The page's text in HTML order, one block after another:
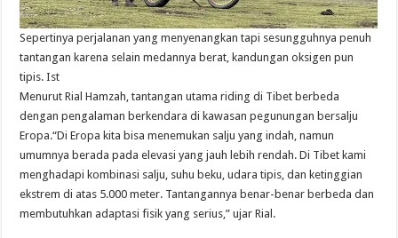
Sepertinya perjalanan yang menyenangkan tapi sesungguhnya penuh
tantangan karena selain medannya berat, kandungan oksigen pun
tipis. Ist
Menurut Rial Hamzah, tantangan utama riding di Tibet berbeda
dengan pengalaman berkendara di kawasan pegunungan bersalju
Eropa.“Di Eropa kita bisa menemukan salju yang indah, namun
umumnya berada pada elevasi yang jauh lebih rendah. Di Tibet kami
menghadapi kombinasi salju, suhu beku, udara tipis, dan ketinggian
ekstrem di atas 5.000 meter. Tantangannya benar-benar berbeda dan
membutuhkan adaptasi fisik yang serius,” ujar Rial.